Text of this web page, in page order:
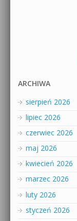
ARCHIWA
sierpień 2026
lipiec 2026
czerwiec 2026
maj 2026
kwiecień 2026
marzec 2026
luty 2026
styczeń 2026